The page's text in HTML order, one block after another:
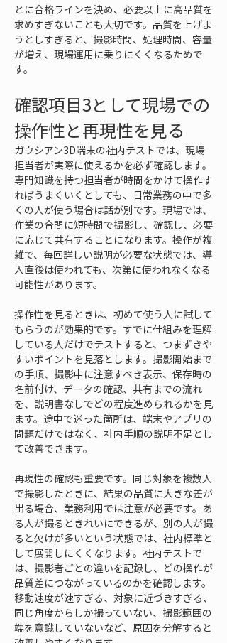
とに合格ラインを決め、必要以上に高品質を
求めすぎないことも大切です。品質を上げよ
うとしすぎると、撮影時間、処理時間、容量
が増え、現場運用に乗りにくくなるためで
す。
確認項目3として現場での
操作性と再現性を見る
ガウシアン3D端末の社内テストでは、現場
担当者が実際に使えるかを必ず確認します。
専門知識を持つ担当者が時間をかけて操作す
ればうまくいくとしても、日常業務の中で多
くの人が使う場合は話が別です。現場では、
作業の合間に短時間で撮影し、確認し、必要
に応じて共有することになります。操作が複
雑で、毎回詳しい説明が必要な状態では、導
入直後は使われても、次第に使われなくなる
可能性があります。
操作性を見るときは、初めて使う人に試して
もらうのが効果的です。すでに仕組みを理解
している人だけでテストすると、つまずきや
すいポイントを見落とします。撮影開始まで
の手順、撮影中に注意すべき表示、保存時の
名前付け、データの確認、共有までの流れ
を、説明書なしでどの程度進められるかを見
ます。途中で迷った箇所は、端末やアプリの
問題だけではなく、社内手順の説明不足とし
て改善できます。
再現性の確認も重要です。同じ対象を複数人
で撮影したときに、結果の品質に大きな差が
出る場合、業務利用では注意が必要です。あ
る人が撮るときれいにできるが、別の人が撮
ると欠けが多いという状態では、社内標準と
して展開しにくくなります。社内テストで
は、撮影者ごとの違いを記録し、どの操作が
品質差につながっているのかを確認します。
移動速度が速すぎる、対象に近づきすぎる、
同じ角度からしか撮っていない、撮影範囲の
端を意識していないなど、原因を分解すると